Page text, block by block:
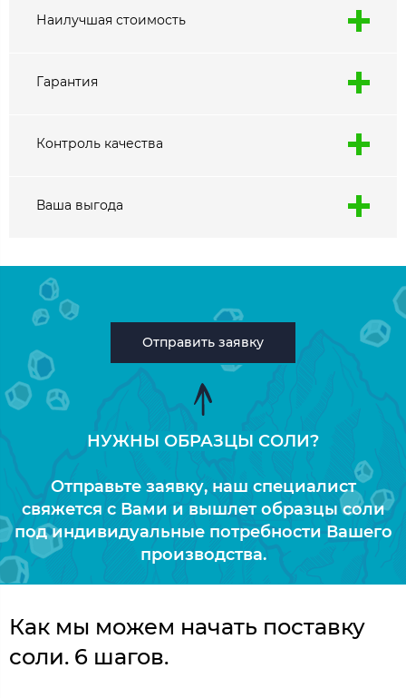
Наилучшая стоимость
Гарантия
Контроль качества
Ваша выгода
Отправить заявку
НУЖНЫ ОБРАЗЦЫ СОЛИ?
Отправьте заявку, наш специалист
свяжется с Вами и вышлет образцы соли
под индивидуальные потребности Вашего
производства.
Как мы можем начать поставку
соли. 6 шагов.